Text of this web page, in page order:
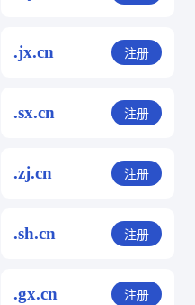
.jx.cn 注册
.sx.cn 注册
.zj.cn 注册
.sh.cn 注册
.gx.cn 注册